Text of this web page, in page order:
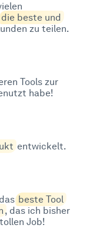
die beste und
zu teilen.
Tools zur
habe!
entwickelt.
beste Tool
, das ich bisher
Job!